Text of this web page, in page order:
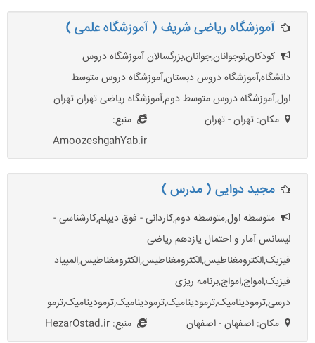
آموزشگاه ریاضی شریف ( آموزشگاه علمی )
کودکان,نوجوانان,جوانان,بزرگسالان آموزشگاه دروس
دانشگاه,آموزشگاه دروس دبستان,آموزشگاه دروس متوسط
اول,آموزشگاه دروس متوسط دوم,آموزشگاه ریاضی تهران تهران
مکان: تهران - تهران
منبع:
AmoozeshgahYab.ir
مجید دوایی ( مدرس )
متوسطه اول,متوسطه دوم,کاردانی - فوق دیپلم,کارشناسی -
لیسانس آمار و احتمال یازدهم ریاضی
فیزیک,الکترومغناطیس,الکترومغناطیس,الکترومغناطیس,المپیاد
فیزیک,امواج,امواج,برنامه ریزی
درسی,ترمودینامیک,ترمودینامیک,ترمودینامیک,ترمودینامیک,ترمو
مکان: اصفهان - اصفهان
منبع: HezarOstad.ir